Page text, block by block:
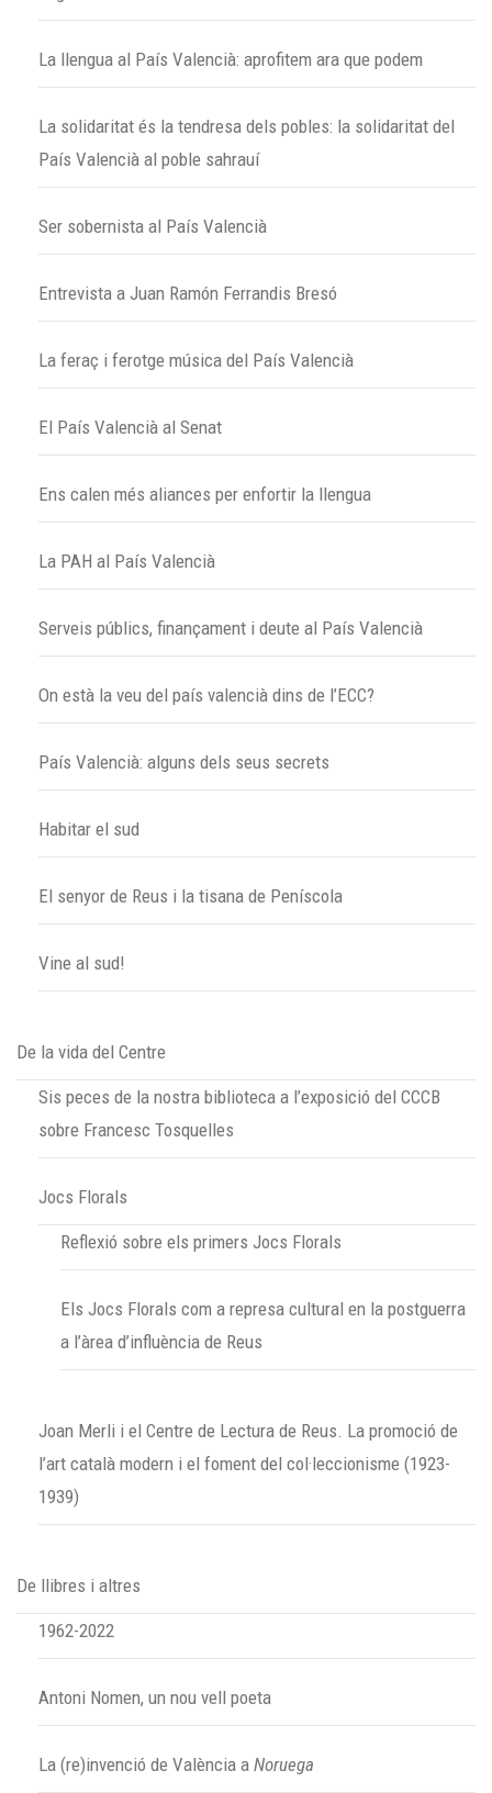
La llengua al País Valencià: aprofitem ara que podem
La solidaritat és la tendresa dels pobles: la solidaritat del
País Valencià al poble sahrauí
Ser sobernista al País Valencià
Entrevista a Juan Ramón Ferrandis Bresó
La feraç i ferotge música del País Valencià
El País Valencià al Senat
Ens calen més aliances per enfortir la llengua
La PAH al País Valencià
Serveis públics, finançament i deute al País Valencià
On està la veu del país valencià dins de l’ECC?
País Valencià: alguns dels seus secrets
Habitar el sud
El senyor de Reus i la tisana de Peníscola
Vine al sud!
De la vida del Centre
Sis peces de la nostra biblioteca a l’exposició del CCCB
sobre Francesc Tosquelles
Jocs Florals
Reflexió sobre els primers Jocs Florals
Els Jocs Florals com a represa cultural en la postguerra
a l’àrea d’influència de Reus
Joan Merli i el Centre de Lectura de Reus. La promoció de
l’art català modern i el foment del col·leccionisme (1923-
1939)
De llibres i altres
1962-2022
Antoni Nomen, un nou vell poeta
La (re)invenció de València a Noruega